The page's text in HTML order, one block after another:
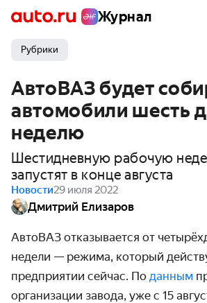
Журнал
Рубрики
АвтоВАЗ будет
автомобили шесть
неделю
Шестидневную рабочую
запустят в конце августа
Новости29 июля 2022
Дмитрий Елизаров
АвтоВАЗ отказывается от
недели — режима, который
предприятии сейчас. По данным
организации завода, уже с 15